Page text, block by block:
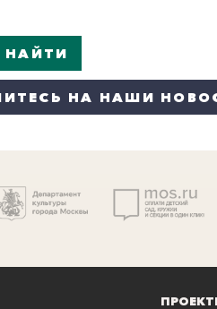
НАЙТИ
НА НАШИ